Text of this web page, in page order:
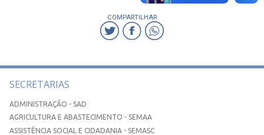
COMPARTILHAR
SECRETARIAS
ADMINISTRAÇÃO - SAD
AGRICULTURA E ABASTECIMENTO - SEMAA
ASSISTÊNCIA SOCIAL E CIDADANIA - SEMASC